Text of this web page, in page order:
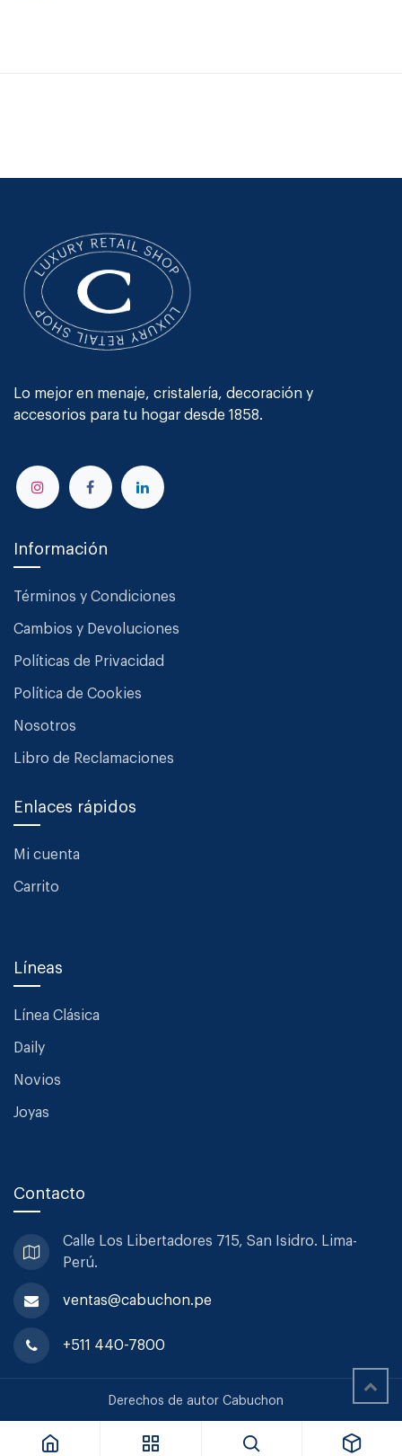
Lo mejor en menaje, cristalería, decoración y
accesorios para tu hogar desde 1858.
Información
Términos y Condiciones
Cambios y Devoluciones
Políticas de Privacidad
Política de Cookies
Nosotros
Libro de Reclamaciones
Enlaces rápidos
Mi cuenta
Carrito
Líneas
Línea Clásica
Daily
Novios
Joyas
Contacto
Calle Los Libertadores 715, San Isidro. Lima-
Perú.
ventas@cabuchon.pe
+511 440-7800
Derechos de autor Cabuchon